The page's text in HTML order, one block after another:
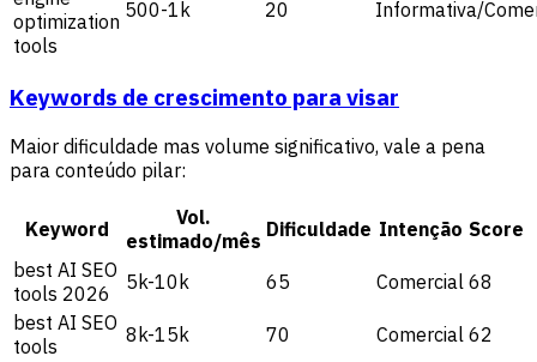
optimization
tools
500-1k 20 Informativa/
Keywords de crescimento para visar
Maior dificuldade mas volume significativo, vale a pena
para conteúdo pilar:
Keyword
Vol.
estimado/mês Dificuldade Intenção Score
best AI SEO
tools 2026
5k-10k 65 Comercial 68
best AI SEO
tools
8k-15k 70 Comercial 62